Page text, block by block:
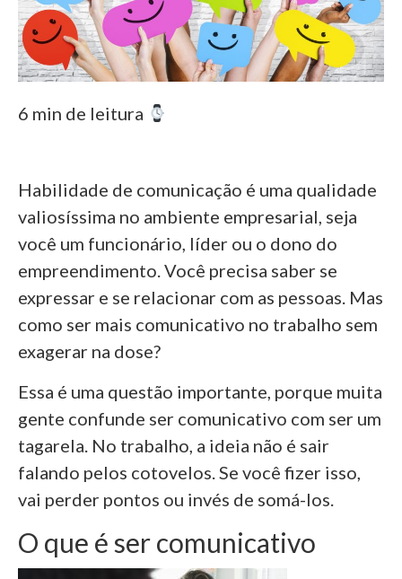
6 min de leitura
Habilidade de comunicação é uma qualidade
valiosíssima no ambiente empresarial, seja
você um funcionário, líder ou o dono do
empreendimento. Você precisa saber se
expressar e se relacionar com as pessoas. Mas
como ser mais comunicativo no trabalho sem
exagerar na dose?
Essa é uma questão importante, porque muita
gente confunde ser comunicativo com ser um
tagarela. No trabalho, a ideia não é sair
falando pelos cotovelos. Se você fizer isso,
vai perder pontos ou invés de somá-los.
O que é ser comunicativo